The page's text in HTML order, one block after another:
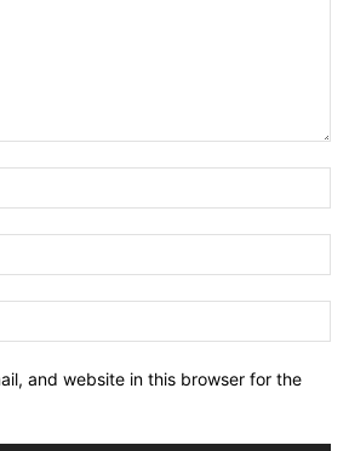
and website in this browser for the